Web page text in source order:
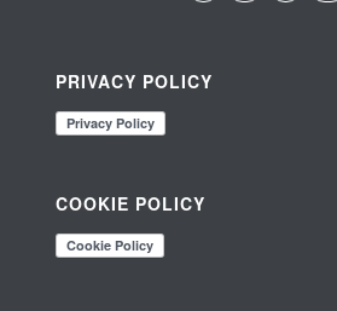
PRIVACY POLICY
COOKIE POLICY